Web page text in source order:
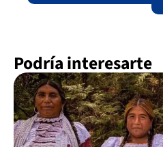
Podría interesarte